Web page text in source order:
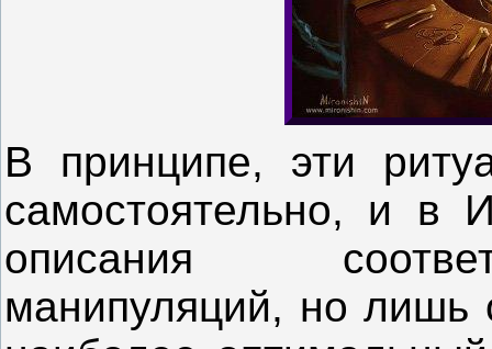
В принципе, эти
самостоятельно, и в
описания
манипуляций, но лишь